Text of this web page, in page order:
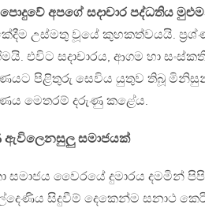
අපගේ සදාචාර පද්ධතිය
උස්මතු වූයේ කුහකත්වයයි.
එවිට සදාචාරය, ආගම හා
පිළිතුරු සෙවිය යුතුව තිබූ
මෙතරම් දරුණු කළේය.
සමාජයක්
සමාජය වෛරයේ දුමාරය දමමින්
සිදුවීම් දෙකෙන්ම සනාථ